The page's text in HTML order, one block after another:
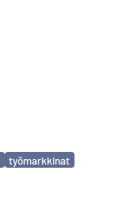
työmarkkinat